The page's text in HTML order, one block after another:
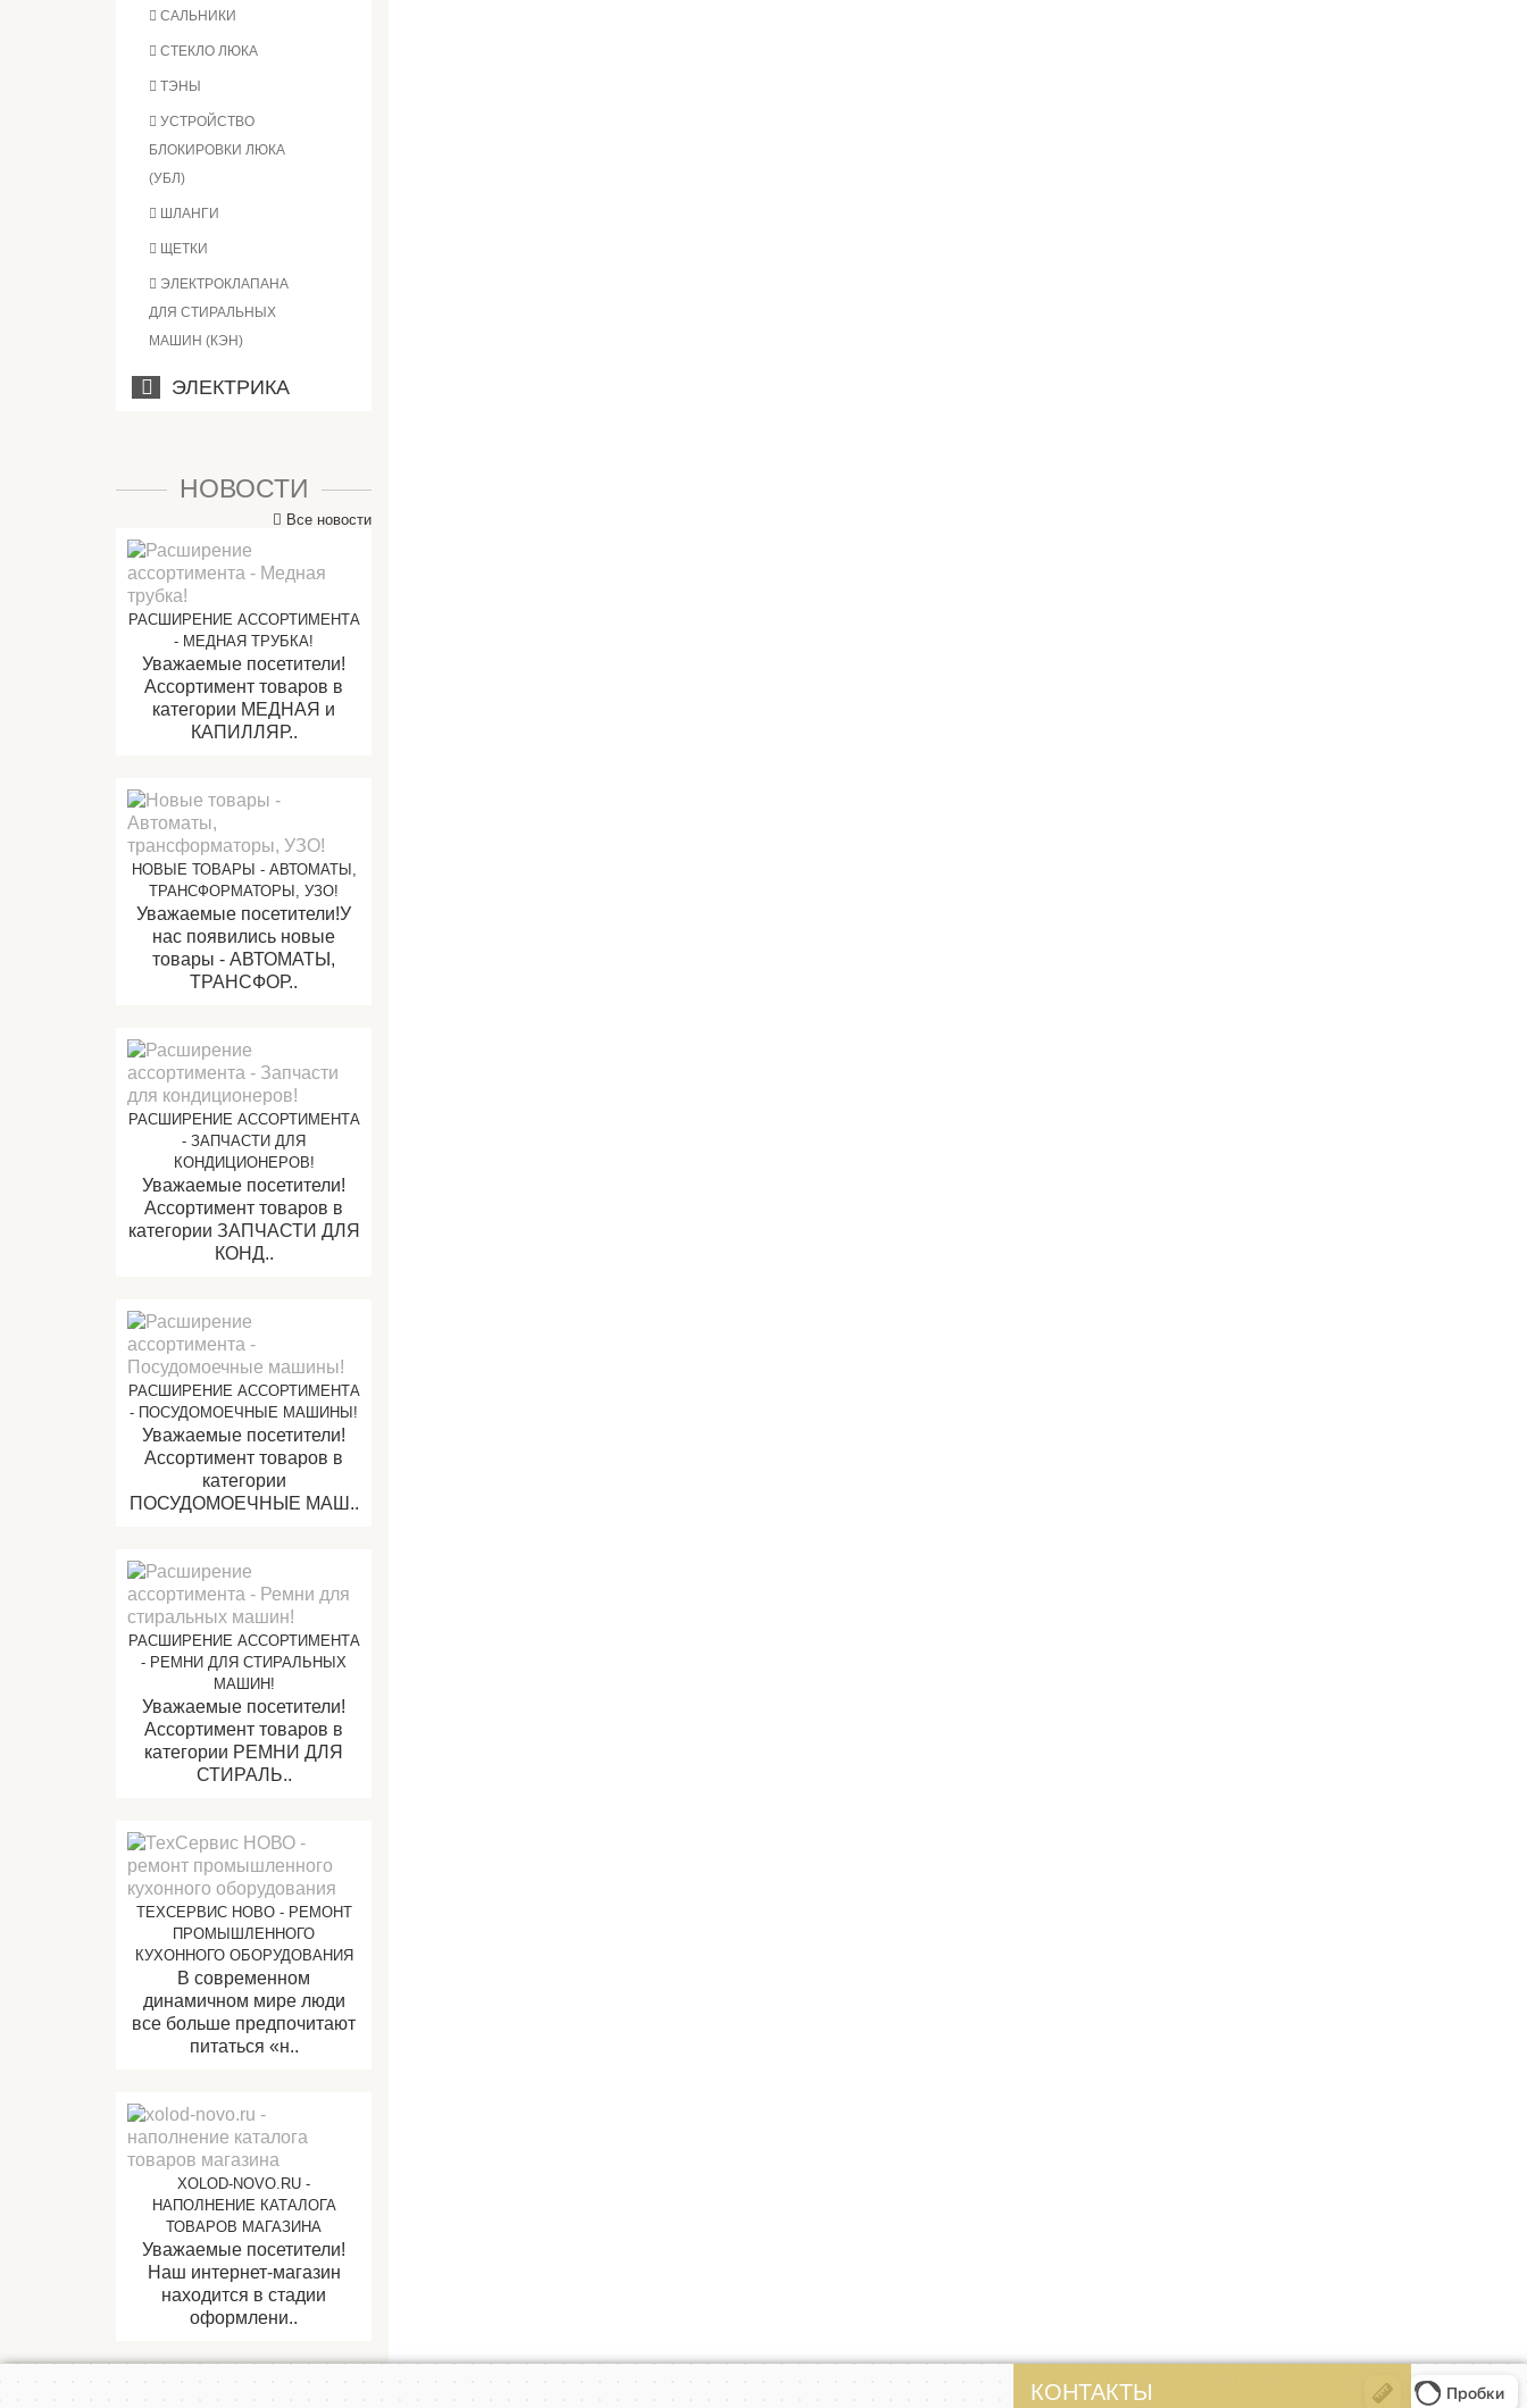
САЛЬНИКИ
СТЕКЛО ЛЮКА
ТЭНЫ
УСТРОЙСТВО
БЛОКИРОВКИ ЛЮКА
(УБЛ)
ШЛАНГИ
ЩЕТКИ
ЭЛЕКТРОКЛАПАНА
ДЛЯ СТИРАЛЬНЫХ
МАШИН (КЭН)
ЭЛЕКТРИКА
НОВОСТИ
Все новости
РАСШИРЕНИЕ АССОРТИМЕНТА
- МЕДНАЯ ТРУБКА!
Уважаемые посетители!
Ассортимент товаров в
категории МЕДНАЯ и
КАПИЛЛЯР..
НОВЫЕ ТОВАРЫ - АВТОМАТЫ,
ТРАНСФОРМАТОРЫ, УЗО!
Уважаемые посетители!У
нас появились новые
товары - АВТОМАТЫ,
ТРАНСФОР..
РАСШИРЕНИЕ АССОРТИМЕНТА
- ЗАПЧАСТИ ДЛЯ
КОНДИЦИОНЕРОВ!
Уважаемые посетители!
Ассортимент товаров в
категории ЗАПЧАСТИ ДЛЯ
КОНД..
РАСШИРЕНИЕ АССОРТИМЕНТА
- ПОСУДОМОЕЧНЫЕ МАШИНЫ!
Уважаемые посетители!
Ассортимент товаров в
категории
ПОСУДОМОЕЧНЫЕ МАШ..
РАСШИРЕНИЕ АССОРТИМЕНТА
- РЕМНИ ДЛЯ СТИРАЛЬНЫХ
МАШИН!
Уважаемые посетители!
Ассортимент товаров в
категории РЕМНИ ДЛЯ
СТИРАЛЬ..
ТЕХСЕРВИС НОВО - РЕМОНТ
ПРОМЫШЛЕННОГО
КУХОННОГО ОБОРУДОВАНИЯ
В современном
динамичном мире люди
все больше предпочитают
питаться «н..
XOLOD-NOVO.RU -
НАПОЛНЕНИЕ КАТАЛОГА
ТОВАРОВ МАГАЗИНА
Уважаемые посетители!
Наш интернет-магазин
находится в стадии
оформлени..
КОНТАКТЫ